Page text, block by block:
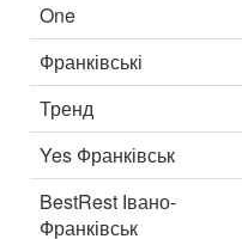
One
Франківські
Тренд
Yes Франківськ
BestRest Івано-
Франківськ